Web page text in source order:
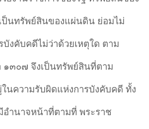
ป็นทรัพย์สินของแผ่นดิน ย่อมไม่
บังคับคดีไม่ว่าด้วยเหตุใด ตาม
๑๓๐๗ จึงเป็นทรัพย์สินที่ตาม
นความรับผิดแห่งการบังคับคดี ทั้ง
อำนาจหน้าที่ตามที่ พระราช